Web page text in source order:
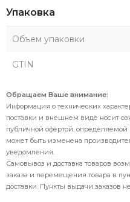
Упаковка
Объем упаковки
GTIN
Обращаем Ваше внимание:
Информация о технических
поставки и внешнем виде носит
публичной офертой,
может быть изменена
уведомления.
Самовывоз и доставка товаров
заказа и перемещения товара в
доставки. Пункты выдачи заказов